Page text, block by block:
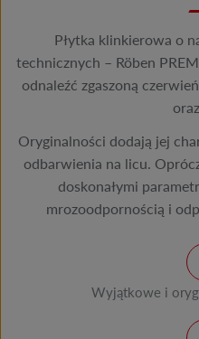
Płytka klinkierowa o
technicznych – Röben
odnaleźć zgaszoną
Oryginalności dodają jej
odbarwienia na licu.
doskonałymi
mrozoodpornością i
Wyjątkowe i